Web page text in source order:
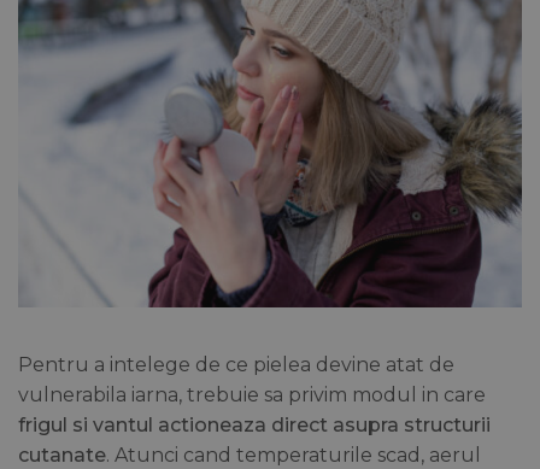
Pentru a intelege de ce pielea devine atat de
vulnerabila iarna, trebuie sa privim modul in care
frigul si vantul actioneaza direct asupra structurii
cutanate. Atunci cand temperaturile scad, aerul